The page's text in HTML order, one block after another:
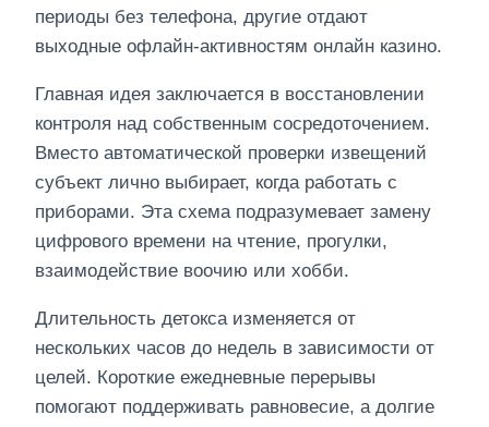
периоды без телефона, другие отдают
выходные офлайн-активностям онлайн казино.
Главная идея заключается в восстановлении
контроля над собственным сосредоточением.
Вместо автоматической проверки извещений
субъект лично выбирает, когда работать с
приборами. Эта схема подразумевает замену
цифрового времени на чтение, прогулки,
взаимодействие воочию или хобби.
Длительность детокса изменяется от
нескольких часов до недель в зависимости от
целей. Короткие ежедневные перерывы
помогают поддерживать равновесие, а долгие